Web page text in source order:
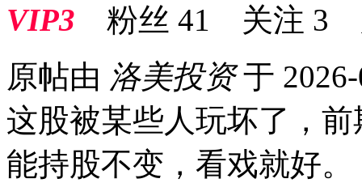
VIP3 粉丝 41 关注 3
原帖由 洛美投资于
这股被某些人玩坏了，
能持股不变，看戏就好。